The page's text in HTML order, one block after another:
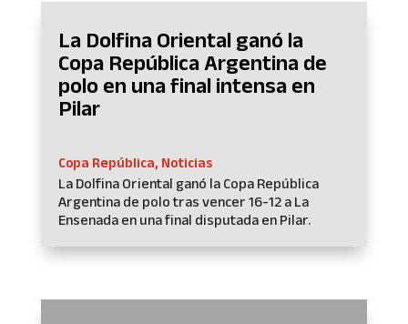
La Dolfina Oriental ganó la
Copa República Argentina de
polo en una final intensa en
Pilar
Copa República, Noticias
La Dolfina Oriental ganó la Copa República
Argentina de polo tras vencer 16-12 a La
Ensenada en una final disputada en Pilar.